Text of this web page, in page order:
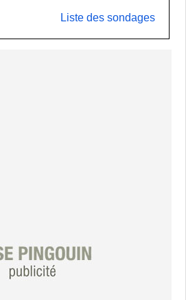
Liste des sondages